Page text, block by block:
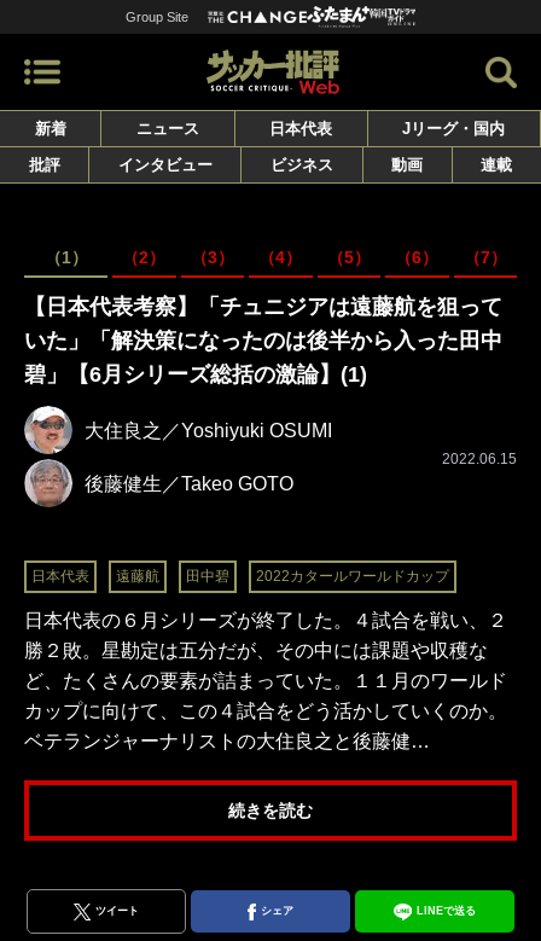
Group Site
新着 ニュース 日本代表
Jリーグ・国内
批評
インタビュー ビジネス 動画 連載
（1） （2） （3） （4） （5） （6） （7）
【日本代表考察】「チュニジアは遠藤航を狙って
いた」「解決策になったのは後半から入った田中
碧」【6月シリーズ総括の激論】(1)
大住良之／Yoshiyuki OSUMI
後藤健生／Takeo GOTO
2022.06.15
日本代表 遠藤航 田中碧 2022カタールワールドカップ
日本代表の６月シリーズが終了した。４試合を戦い、２
勝２敗。星勘定は五分だが、その中には課題や収穫な
ど、たくさんの要素が詰まっていた。１１月のワールド
カップに向けて、この４試合をどう活かしていくのか。
ベテランジャーナリストの大住良之と後藤健…
続きを読む
ツイート シェア LINEで送る